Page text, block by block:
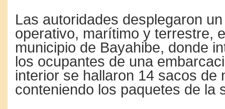
Las autoridades desplegaron
operativo, marítimo y terrestre,
municipio de Bayahibe, donde
los ocupantes de una
interior se hallaron 14 sacos de
conteniendo los paquetes de la